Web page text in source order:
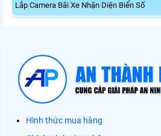
Lắp Camera Bãi Xe Nhận Diện Biển Số
Hình thức mua hàng